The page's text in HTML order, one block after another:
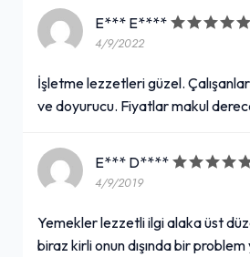
E*** E****
4/9/2022
İşletme lezzetleri güzel.
ve doyurucu. Fiyatlar makul
E*** D****
4/9/2019
Yemekler lezzetli ilgi alaka üst
biraz kirli onun dışında bir problem